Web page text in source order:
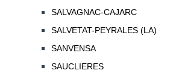
SALVAGNAC-CAJARC
SALVETAT-PEYRALES (LA)
SANVENSA
SAUCLIERES